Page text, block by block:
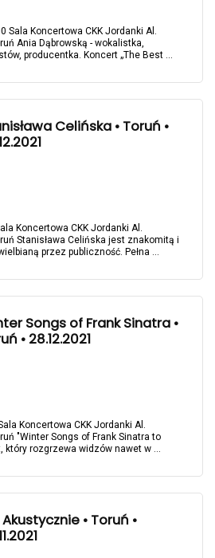
Sala Koncertowa CKK Jordanki Al.
Ania Dąbrowską - wokalistka,
producentka. Koncert „The Best ...
Celińska • Toruń •
Koncertowa CKK Jordanki Al.
Stanisława Celińska jest znakomitą i
przez publiczność. Pełna ...
Songs of Frank Sinatra •
• 28.12.2021
Koncertowa CKK Jordanki Al.
"Winter Songs of Frank Sinatra to
który rozgrzewa widzów nawet w ...
Akustycznie • Toruń •